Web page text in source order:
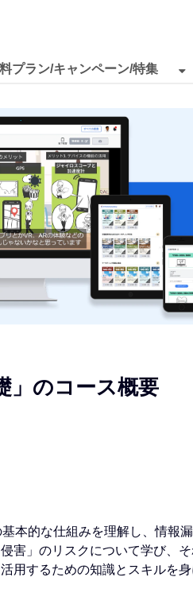
プラン/キャンペーン/特集
」のコース概要
本的な仕組みを理解し、情報
害」のリスクについて学び、
用するための知識とスキルを